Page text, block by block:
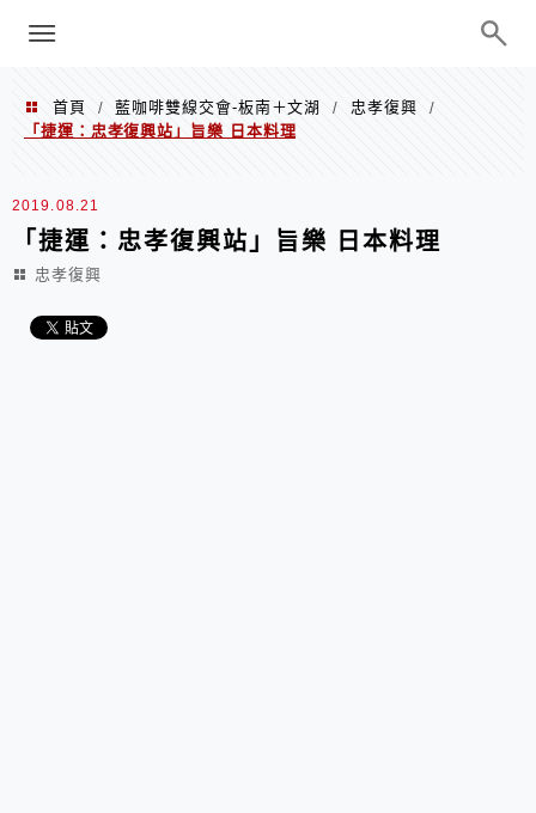
巧、世界走透透
menu
首頁 / 藍咖啡雙線交會-板南＋文湖 / 忠孝復興
/
「捷運：忠孝復興站」旨樂 日本料理
2019.08.21
「捷運：忠孝復興站」旨樂 日本料理
忠孝復興